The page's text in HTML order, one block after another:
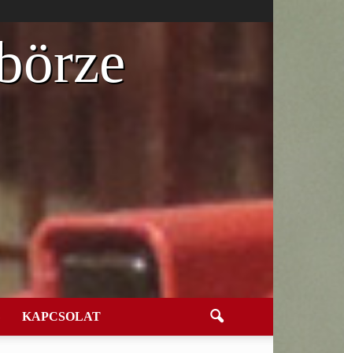
KAPCSOLAT